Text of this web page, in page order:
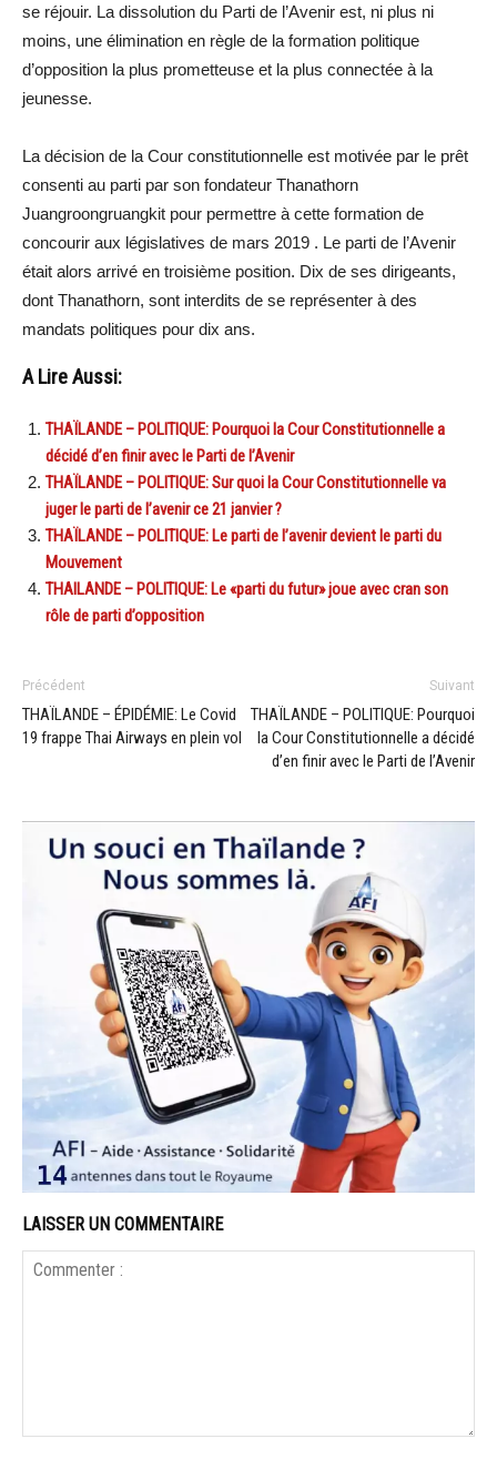
se réjouir. La dissolution du Parti de l’Avenir est, ni plus ni
moins, une élimination en règle de la formation politique
d’opposition la plus prometteuse et la plus connectée à la
jeunesse.
La décision de la Cour constitutionnelle est motivée par le prêt
consenti au parti par son fondateur Thanathorn
Juangroongruangkit pour permettre à cette formation de
concourir aux législatives de mars 2019 . Le parti de l’Avenir
était alors arrivé en troisième position. Dix de ses dirigeants,
dont Thanathorn, sont interdits de se représenter à des
mandats politiques pour dix ans.
A Lire Aussi:
THAÏLANDE – POLITIQUE: Pourquoi la Cour Constitutionnelle a
décidé d’en finir avec le Parti de l’Avenir
THAÏLANDE – POLITIQUE: Sur quoi la Cour Constitutionnelle va
juger le parti de l’avenir ce 21 janvier ?
THAÏLANDE – POLITIQUE: Le parti de l’avenir devient le parti du
Mouvement
THAILANDE – POLITIQUE: Le «parti du futur» joue avec cran son
rôle de parti d’opposition
Précédent
THAÏLANDE – ÉPIDÉMIE: Le Covid
19 frappe Thai Airways en plein vol
Suivant
THAÏLANDE – POLITIQUE: Pourquoi
la Cour Constitutionnelle a décidé
d’en finir avec le Parti de l’Avenir
LAISSER UN COMMENTAIRE